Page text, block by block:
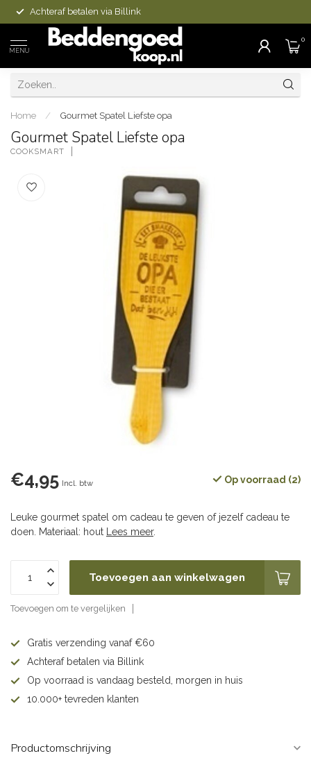
Achteraf betalen via Billink
MENU
0
Home / Gourmet Spatel Liefste opa
Gourmet Spatel Liefste opa
COOKSMART
€4,95 Incl. btw Op voorraad (2)
Leuke gourmet spatel om cadeau te geven of jezelf cadeau te
doen. Materiaal: hout
Lees meer.
Toevoegen aan winkelwagen
Toevoegen om te vergelijken
Gratis verzending vanaf €60
Achteraf betalen via Billink
Op voorraad is vandaag besteld, morgen in huis
10.000+ tevreden klanten
Productomschrijving